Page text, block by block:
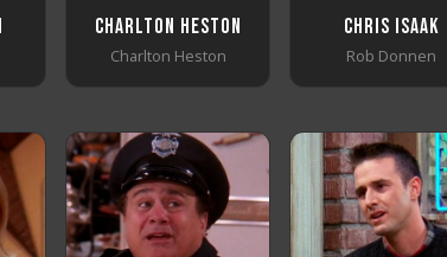
Charlton Heston
Charlton Heston
Chris Isaak
Rob Donnen